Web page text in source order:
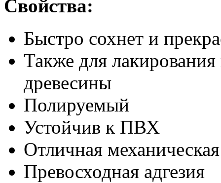
Свойства:
Быстро сохнет и
Также для
древесины
Полируемый
Устойчив к ПВХ
Отличная
Превосходная адгезия